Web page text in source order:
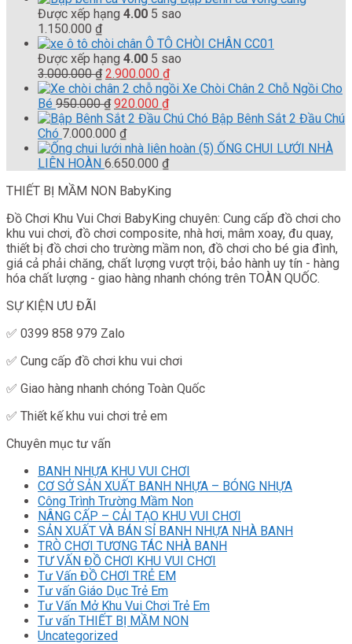
Được xếp hạng 4.00 5 sao
1.150.000 ₫
Ô TÔ CHÒI CHÂN CC01
Được xếp hạng 4.00 5 sao
3.000.000₫ Giá
gốc
là:
3.000.000 ₫.
2.900.000 ₫Giá
hiện
tại
là:
Xe Chòi Chân 2 Chỗ Ngồi Cho
Bé 950.000₫ Giá
gốc
là:
950.000 ₫.
920.000 ₫Giá
hiện
là:
920.000 ₫.
Bập Bênh Sắt 2 Đầu Chú
Chó 7.000.000 ₫
ỐNG CHUI LƯỚI NHÀ
LIÊN HOÀN 6.650.000 ₫
THIẾT BỊ MẦM NON BabyKing
Đồ Chơi Khu Vui Chơi BabyKing chuyên: Cung cấp đồ chơi cho
khu vui chơi, đồ chơi composite, nhà hơi, mâm xoay, đu quay,
thiết bị đồ chơi cho trường mầm non, đồ chơi cho bé gia đình,
giá cả phải chăng, chất lượng vượt trội, bảo hành uy tín - hàng
hóa chất lượng - giao hàng nhanh chóng trên TOÀN QUỐC.
SỰ KIỆN ƯU ĐÃI
✅ 0399 858 979 Zalo
✅ Cung cấp đồ chơi khu vui chơi
✅ Giao hàng nhanh chóng Toàn Quốc
✅ Thiết kế khu vui chơi trẻ em
Chuyên mục tư vấn
BANH NHỰA KHU VUI CHƠI
CƠ SỞ SẢN XUẤT BANH NHỰA – BÓNG NHỰA
Công Trình Trường Mầm Non
NÂNG CẤP – CẢI TẠO KHU VUI CHƠI
SẢN XUẤT VÀ BÁN SỈ BANH NHỰA NHÀ BANH
TRÒ CHƠI TƯƠNG TÁC NHÀ BANH
TƯ VẤN ĐỒ CHƠI KHU VUI CHƠI
Tư Vấn ĐỒ CHƠI TRẺ EM
Tư vấn Giáo Dục Trẻ Em
Tư Vấn Mở Khu Vui Chơi Trẻ Em
Tư vấn THIẾT BỊ MẦM NON
Uncategorized